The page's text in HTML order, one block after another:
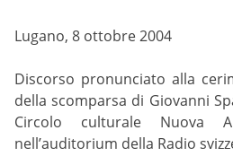
Lugano, 8 ottobre 2004
Discorso pronunciato alla
della scomparsa di Giovanni
Circolo culturale Nuova
nell’auditorium della Radio